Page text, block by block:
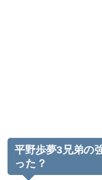
平野歩夢3兄弟の
った？